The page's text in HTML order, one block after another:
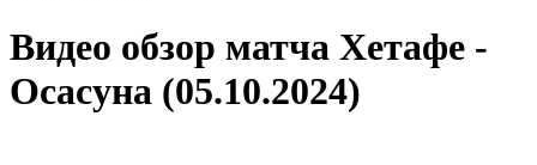
Видео обзор матча Хетафе -
Осасуна (05.10.2024)